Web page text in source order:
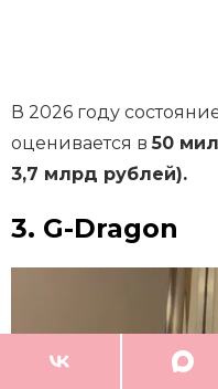
В 2026 году
оценивается в50
3,7 млрд рублей).
3. G-Dragon